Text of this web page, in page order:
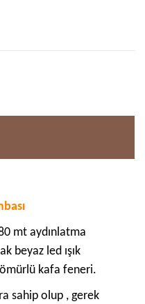
mt aydınlatma
beyaz led ışık
kafa feneri.
sahip olup , gerek